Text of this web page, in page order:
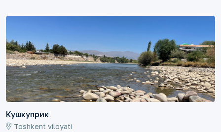
Кушкуприк
Toshkent viloyati